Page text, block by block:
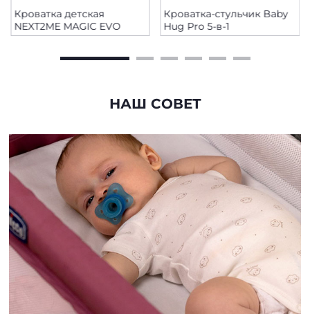
Кроватка детская
NEXT2ME MAGIC EVO
Кроватка-стульчик Baby
Hug Pro 5-в-1
НАШ СОВЕТ